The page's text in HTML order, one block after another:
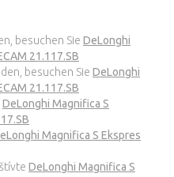
besuchen Sie DeLonghi
21.117.SB
besuchen Sie DeLonghi
21.117.SB
DeLonghi Magnifica S
Magnifica S Ekspres
DeLonghi Magnifica S